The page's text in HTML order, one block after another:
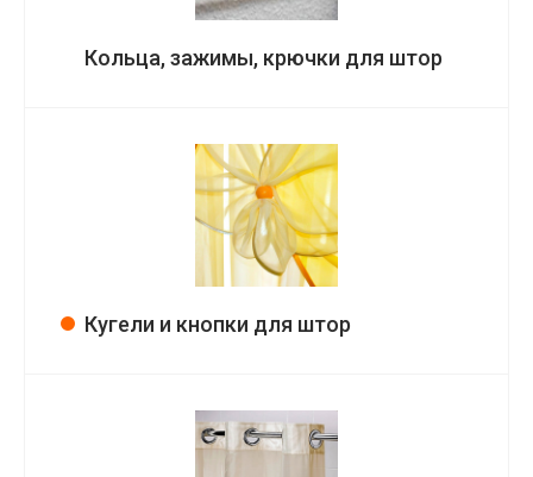
Кольца, зажимы, крючки для штор
Кугели и кнопки для штор